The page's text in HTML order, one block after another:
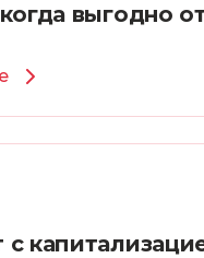
выгодно
с